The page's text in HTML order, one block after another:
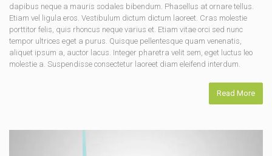
dapibus neque a mauris sodales bibendum. Phasellus at ornare tellus.
Etiam vel ligula eros. Vestibulum dictum dictum laoreet. Cras molestie
porttitor felis, quis rhoncus neque varius et. Etiam vitae orci sed nunc
tempor ultrices eget a purus. Quisque pellentesque quam venenatis,
aliquet ipsum a, auctor lacus. Integer pharetra velit sem, eget luctus leo
molestie a. Suspendisse consectetur laoreet diam eleifend interdum.
Read More